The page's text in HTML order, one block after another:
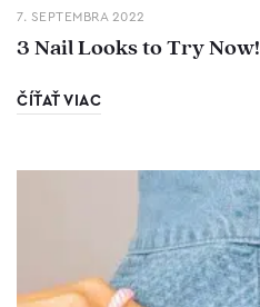
7. SEPTEMBRA 2022
3 Nail Looks to Try Now!
ČÍŤAŤ VIAC